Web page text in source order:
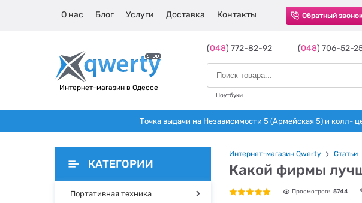
О нас Блог Услуги Доставка Контакты Обратный
Интернет-магазин в Одессе
(048) 772-82-92 (048) 706-52-
Ноутбуки
Точка выдачи на Независимости 5 (Армейская 5) и колл-
КАТЕГОРИИ
Портативная техника
Интернет-магазин Qwerty Статьи
Какой фирмы
Просмотров: 5744